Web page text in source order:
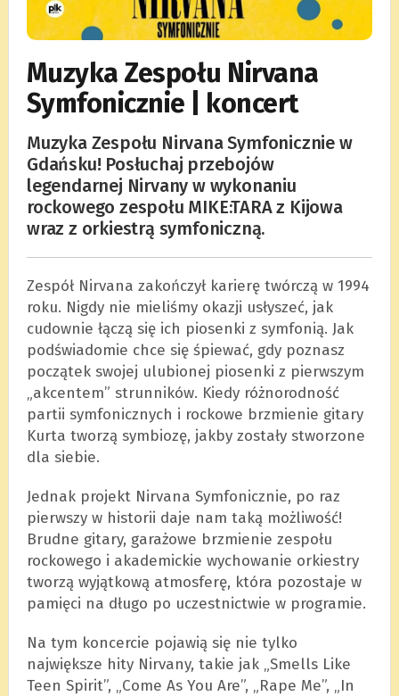
Muzyka Zespołu Nirvana
Symfonicznie | koncert
Muzyka Zespołu Nirvana Symfonicznie w
Gdańsku! Posłuchaj przebojów
legendarnej Nirvany w wykonaniu
rockowego zespołu MIKE:TARA z Kijowa
wraz z orkiestrą symfoniczną.
Zespół Nirvana zakończył karierę twórczą w 1994
roku. Nigdy nie mieliśmy okazji usłyszeć, jak
cudownie łączą się ich piosenki z symfonią. Jak
podświadomie chce się śpiewać, gdy poznasz
początek swojej ulubionej piosenki z pierwszym
„akcentem” strunników. Kiedy różnorodność
partii symfonicznych i rockowe brzmienie gitary
Kurta tworzą symbiozę, jakby zostały stworzone
dla siebie.
Jednak projekt Nirvana Symfonicznie, po raz
pierwszy w historii daje nam taką możliwość!
Brudne gitary, garażowe brzmienie zespołu
rockowego i akademickie wychowanie orkiestry
tworzą wyjątkową atmosferę, która pozostaje w
pamięci na długo po uczestnictwie w programie.
Na tym koncercie pojawią się nie tylko
największe hity Nirvany, takie jak „Smells Like
Teen Spirit”, „Come As You Are”, „Rape Me”, „In